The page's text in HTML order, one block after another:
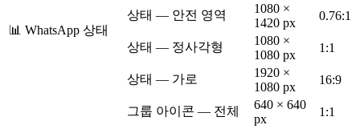
📊 WhatsApp 상태
상태 — 안전 영역
1080 ×
1420 px
0.76:1
상태 — 정사각형
1080 ×
1080 px
1:1
상태 — 가로
1920 ×
1080 px
16:9
그룹 아이콘 — 전체
640 × 640
px
1:1